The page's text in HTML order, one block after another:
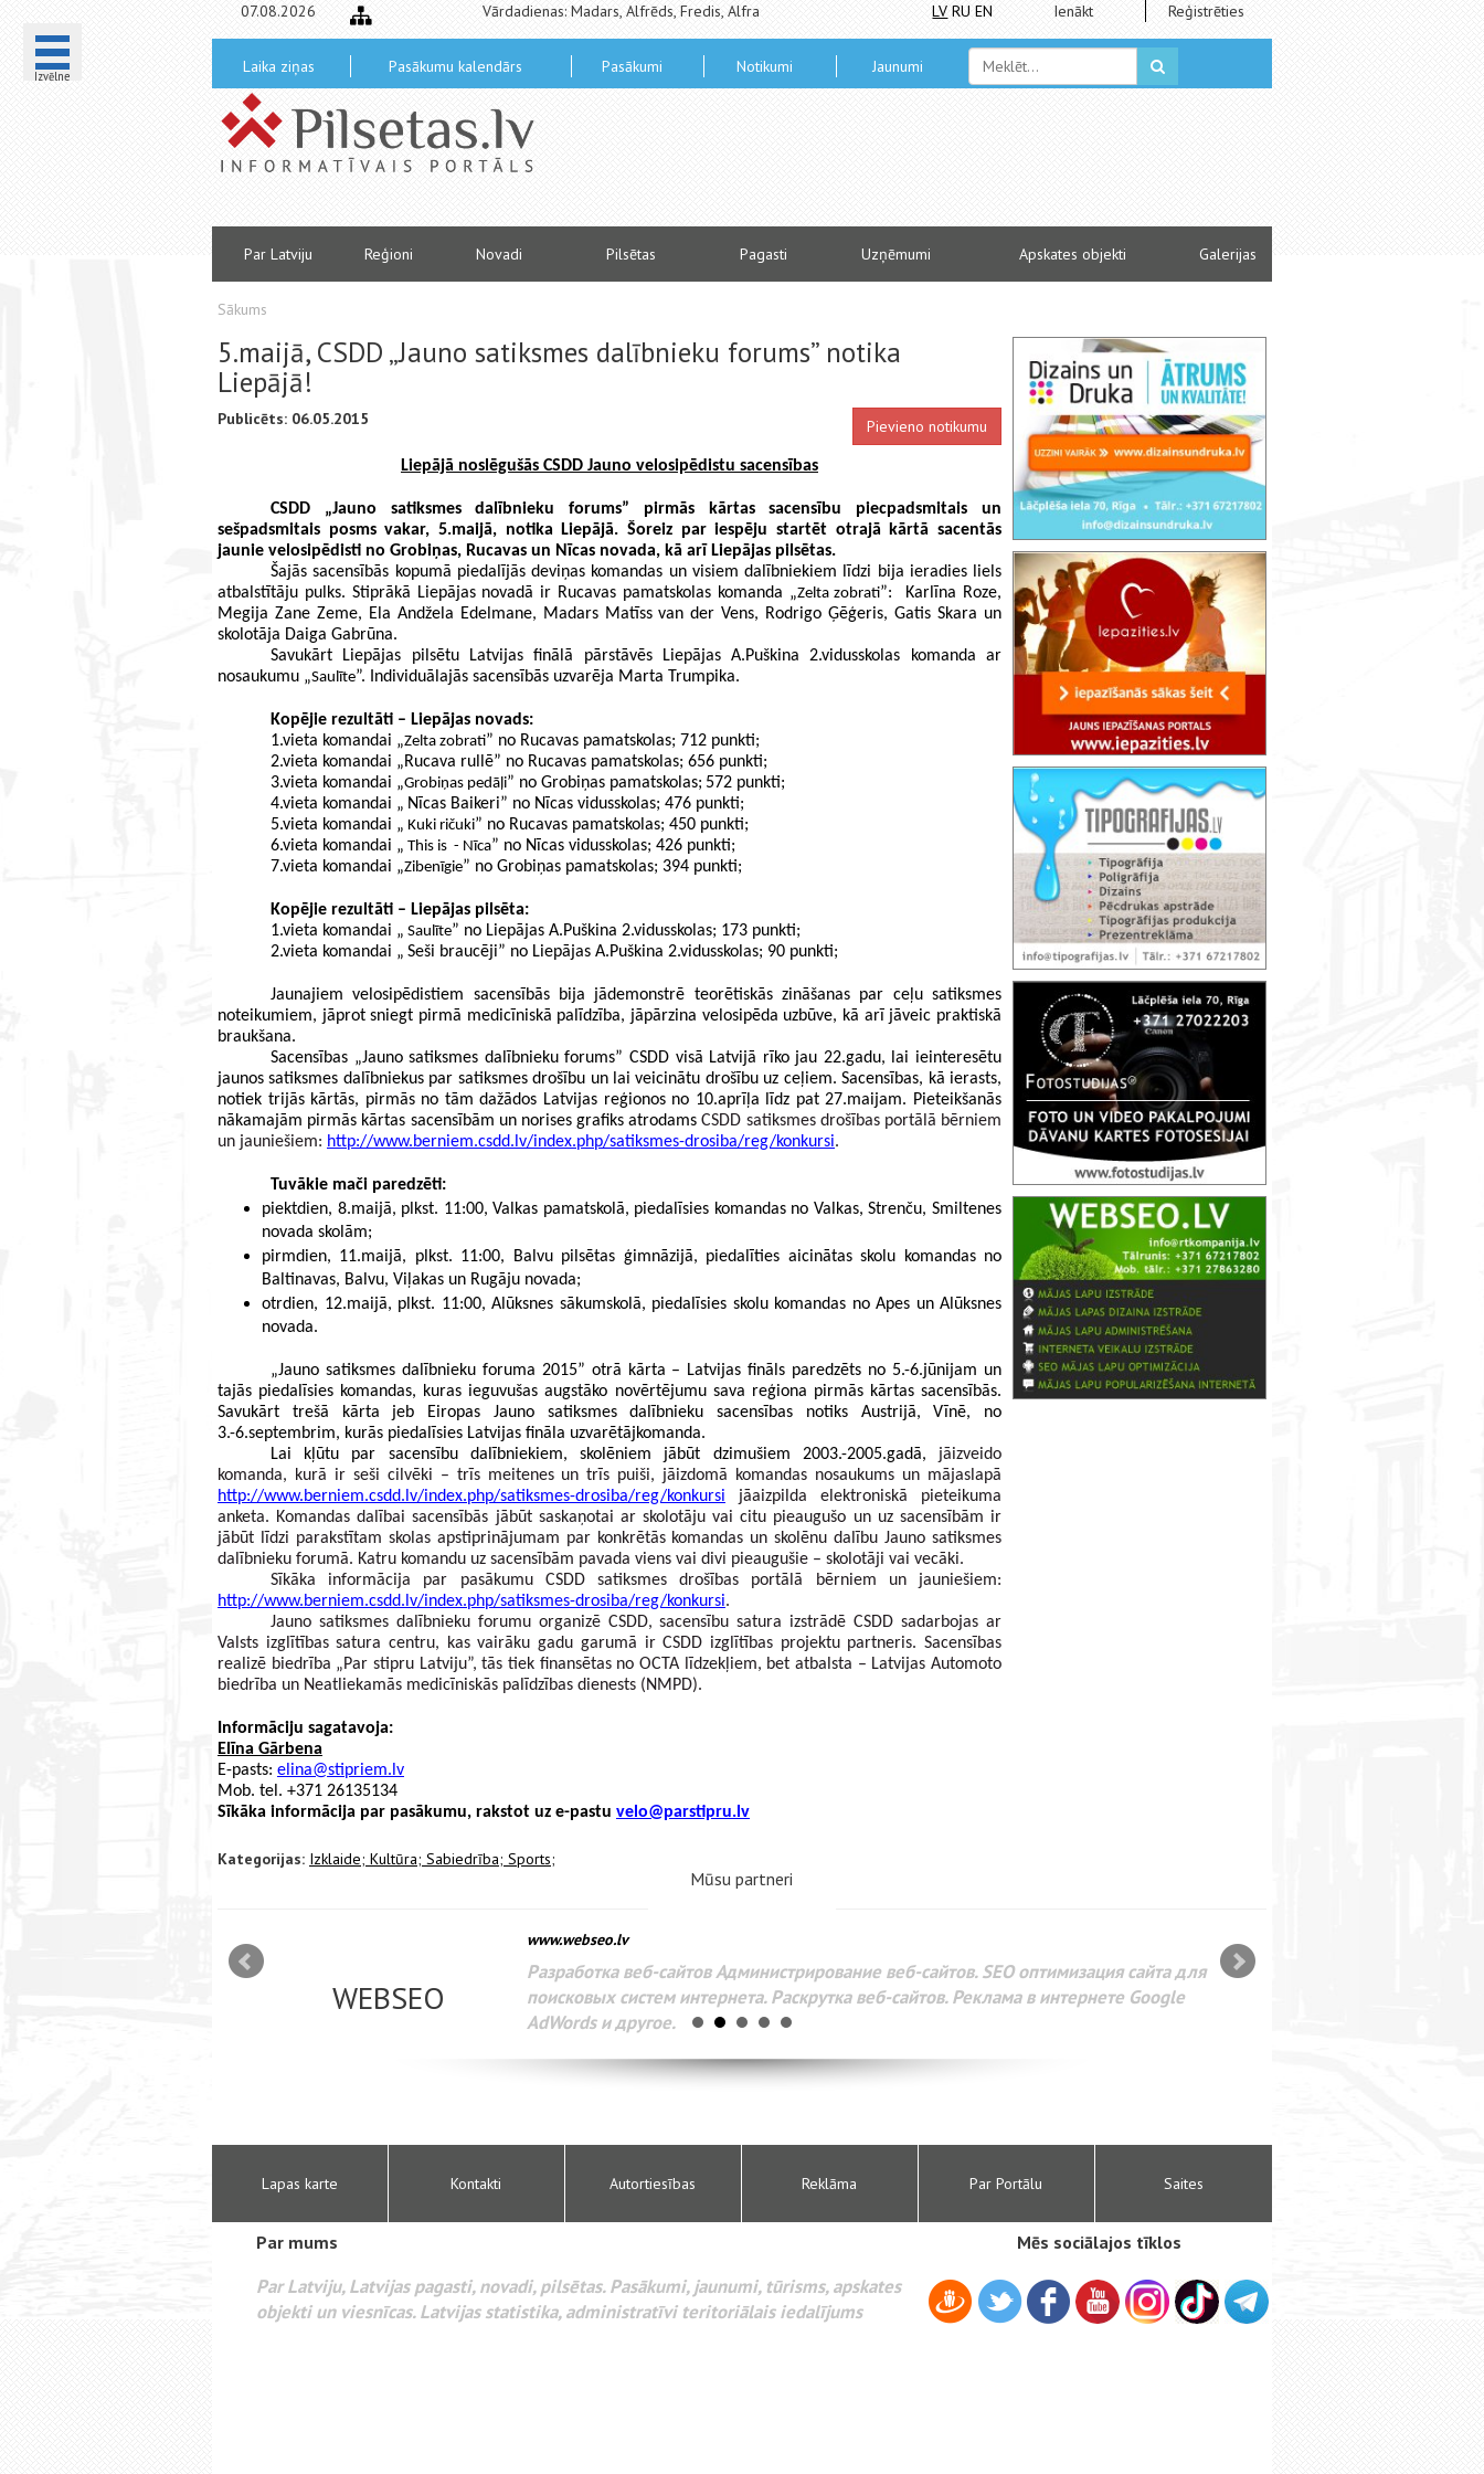
Izvēlne
07.08.2026 Vārdadienas: Madars, Alfrēds, Fredis, Alfra LV RU EN Ienākt Reģistrēties
Laika ziņas Pasākumu kalendārs Pasākumi Notikumi Jaunumi
Par Latviju Reģioni Novadi Pilsētas Pagasti Uzņēmumi Apskates objekti Galerijas
Sākums
5.maijā, CSDD „Jauno satiksmes dalībnieku forums” notika
Liepājā!
Publicēts: 06.05.2015 Pievieno notikumu
Liepājā noslēgušās CSDD Jauno velosipēdistu sacensības
CSDD „Jauno satiksmes dalībnieku forums” pirmās kārtas sacensību piecpadsmitais un
sešpadsmitais posms vakar, 5.maijā, notika Liepājā. Šoreiz par iespēju startēt otrajā kārtā sacentās
jaunie velosipēdisti no Grobiņas, Rucavas un Nīcas novada, kā arī Liepājas pilsētas.
Šajās sacensībās kopumā piedalījās deviņas komandas un visiem dalībniekiem līdzi bija ieradies liels
atbalstītāju pulks. Stiprākā Liepājas novadā ir Rucavas pamatskolas komanda „Zelta zobrati”:  Karlīna Roze,
Megija Zane Zeme, Ela Andžela Edelmane, Madars Matīss van der Vens, Rodrigo Ģēģeris, Gatis Skara un
skolotāja Daiga Gabrūna.
Savukārt Liepājas pilsētu Latvijas finālā pārstāvēs Liepājas A.Puškina 2.vidusskolas komanda ar
nosaukumu „Saulīte”. Individuālajās sacensībās uzvarēja Marta Trumpika.
Kopējie rezultāti – Liepājas novads:
1.vieta komandai „Zelta zobrati” no Rucavas pamatskolas; 712 punkti;
2.vieta komandai „Rucava rullē” no Rucavas pamatskolas; 656 punkti;
3.vieta komandai „Grobiņas pedāļi” no Grobiņas pamatskolas; 572 punkti;
4.vieta komandai „ Nīcas Baikeri” no Nīcas vidusskolas; 476 punkti;
5.vieta komandai „ Kuki ričuki” no Rucavas pamatskolas; 450 punkti;
6.vieta komandai „ This is  - Nīca” no Nīcas vidusskolas; 426 punkti;
7.vieta komandai „Zibenīgie” no Grobiņas pamatskolas; 394 punkti;
Kopējie rezultāti – Liepājas pilsēta:
1.vieta komandai „ Saulīte” no Liepājas A.Puškina 2.vidusskolas; 173 punkti;
2.vieta komandai „ Seši braucēji” no Liepājas A.Puškina 2.vidusskolas; 90 punkti;
Jaunajiem velosipēdistiem sacensībās bija jādemonstrē teorētiskās zināšanas par ceļu satiksmes
noteikumiem, jāprot sniegt pirmā medicīniskā palīdzība, jāpārzina velosipēda uzbūve, kā arī jāveic praktiskā
braukšana.
Sacensības „Jauno satiksmes dalībnieku forums” CSDD visā Latvijā rīko jau 22.gadu, lai ieinteresētu
jaunos satiksmes dalībniekus par satiksmes drošību un lai veicinātu drošību uz ceļiem. Sacensības, kā ierasts,
notiek trijās kārtās, pirmās no tām dažādos Latvijas reģionos no 10.aprīļa līdz pat 27.maijam. Pieteikšanās
nākamajām pirmās kārtas sacensībām un norises grafiks atrodams CSDD satiksmes drošības portālā bērniem
un jauniešiem: http://www.berniem.csdd.lv/index.php/satiksmes-drosiba/reg/konkursi.
Tuvākie mači paredzēti:
piektdien, 8.maijā, plkst. 11:00, Valkas pamatskolā, piedalīsies komandas no Valkas, Strenču, Smiltenes
novada skolām;
pirmdien, 11.maijā, plkst. 11:00, Balvu pilsētas ģimnāzijā, piedalīties aicinātas skolu komandas no
Baltinavas, Balvu, Viļakas un Rugāju novada;
otrdien, 12.maijā, plkst. 11:00, Alūksnes sākumskolā, piedalīsies skolu komandas no Apes un Alūksnes
novada.
„Jauno satiksmes dalībnieku foruma 2015” otrā kārta – Latvijas fināls paredzēts no 5.-6.jūnijam un
tajās piedalīsies komandas, kuras ieguvušas augstāko novērtējumu sava reģiona pirmās kārtas sacensībās.
Savukārt trešā kārta jeb Eiropas Jauno satiksmes dalībnieku sacensības notiks Austrijā, Vīnē, no
3.-6.septembrim, kurās piedalīsies Latvijas fināla uzvarētājkomanda.
Lai kļūtu par sacensību dalībniekiem, skolēniem jābūt dzimušiem 2003.-2005.gadā, jāizveido
http://www.berniem.csdd.lv/index.php/satiksmes-drosiba/reg/konkursi jāaizpilda elektroniskā pieteikuma
anketa. Komandas dalībai sacensībās jābūt saskaņotai ar skolotāju vai citu pieaugušo un uz sacensībām ir
jābūt līdzi parakstītam skolas apstiprinājumam par konkrētās komandas un skolēnu dalību Jauno satiksmes
dalībnieku forumā. Katru komandu uz sacensībām pavada viens vai divi pieaugušie – skolotāji vai vecāki.
http://www.berniem.csdd.lv/index.php/satiksmes-drosiba/reg/konkursi.
Jauno satiksmes dalībnieku forumu organizē CSDD, sacensību satura izstrādē CSDD sadarbojas ar
Valsts izglītības satura centru, kas vairāku gadu garumā ir CSDD izglītības projektu partneris. Sacensības
realizē biedrība „Par stipru Latviju”, tās tiek finansētas no OCTA līdzekļiem, bet atbalsta – Latvijas Automoto
biedrība un Neatliekamās medicīniskās palīdzības dienests (NMPD).
Informāciju sagatavoja:
Elīna Gārbena
E-pasts: elina@stipriem.lv
Mob. tel. +371 26135134
Sīkāka informācija par pasākumu, rakstot uz e-pastu velo@parstipru.lv
Kategorijas: Izklaide; Kultūra; Sabiedrība; Sports;
Mūsu partneri
WEBSEO
www.webseo.lv
Разработка веб-сайтов Администрирование веб-сайтов. SEO оптимизация сайта для
поисковых систем интернета. Раскрутка веб-сайтов. Реклама в интернете Google
AdWords и другое.
Lapas karte Kontakti Autortiesības Reklāma Par Portālu Saites
Par mums
Par Latviju, Latvijas pagasti, novadi, pilsētas. Pasākumi, jaunumi, tūrisms, apskates
objekti un viesnīcas. Latvijas statistika, administratīvi teritoriālais iedalījums
Mēs sociālajos tīklos